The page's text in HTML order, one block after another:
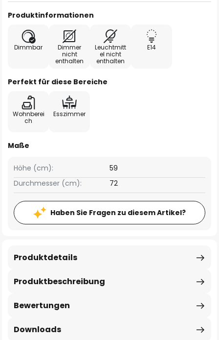
Produktinformationen
Dimmbar
Dimmer
nicht
enthalten
Leuchtmitt
el nicht
enthalten
E14
Perfekt für diese Bereiche
Wohnberei
ch
Esszimmer
Maße
Höhe (cm):
59
Durchmesser (cm):
72
Haben Sie Fragen zu diesem Artikel?
Produktbeschreibung
Produktdetails
Bewertungen
Downloads